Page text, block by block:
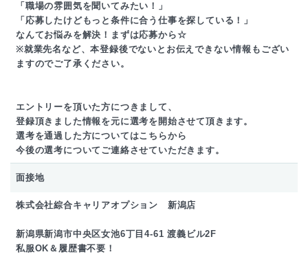
「職場の雰囲気を聞いてみたい！」
「応募したけどもっと条件に合う仕事を探している！」
なんてお悩みを解決！まずは応募から☆
※就業先名など、本登録後でないとお伝えできない情報もござい
ますのでご了承ください。
エントリーを頂いた方につきまして、
登録頂きました情報を元に選考を開始させて頂きます。
選考を通過した方についてはこちらから
今後の選考についてご連絡させていただきます。
面接地
株式会社綜合キャリアオプション 新潟店
新潟県新潟市中央区女池6丁目4-61 渡義ビル2F
私服OK＆履歴書不要！